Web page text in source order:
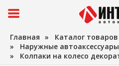
Главная » Каталог товаров
» Наружные автоаксессуары
» Колпаки на колесо